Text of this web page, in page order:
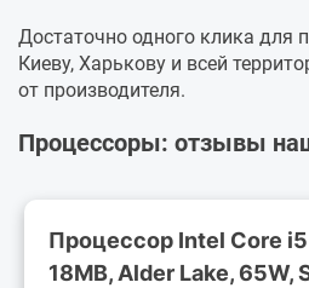
Достаточно одного клика для
Киеву, Харькову и всей
от производителя.
Процессоры: отзывы
Процессор Intel Core
18MB, Alder Lake, 65W,